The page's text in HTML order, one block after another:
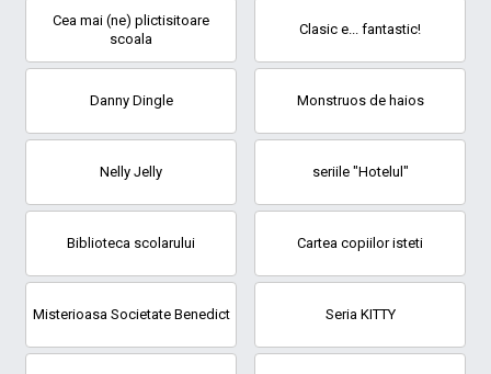
Cea mai (ne) plictisitoare
scoala
Clasic e... fantastic!
Danny Dingle Monstruos de haios
Nelly Jelly seriile "Hotelul"
Biblioteca scolarului Cartea copiilor isteti
Misterioasa Societate Benedict Seria KITTY